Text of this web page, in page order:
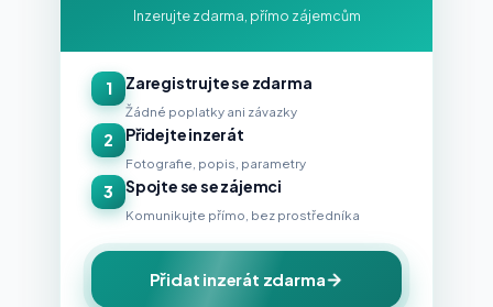
Inzerujte zdarma, přímo zájemcům
1 Zaregistrujte se zdarma
Žádné poplatky ani závazky
2 Přidejte inzerát
Fotografie, popis, parametry
3 Spojte se se zájemci
Komunikujte přímo, bez prostředníka
Přidat inzerát zdarma